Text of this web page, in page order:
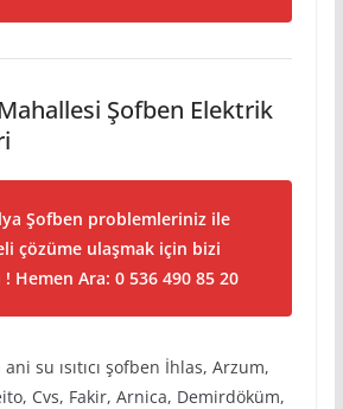
Şofben Elektrik
Şofben problemleriniz ile
çözüme ulaşmak için bizi
! Hemen Ara: 0 536 490 85 20
su ısıtıcı şofben İhlas, Arzum,
Cvs, Fakir, Arnica, Demirdöküm,